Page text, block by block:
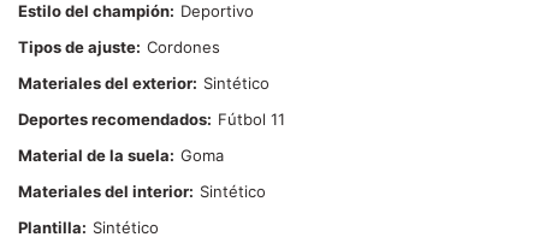
Estilo del champión
Deportivo
Tipos de ajuste Cordones
Materiales del exterior
Sintético
Deportes recomendados
Fútbol 11
Material de la suela
Goma
Materiales del interior
Sintético
Plantilla
Sintético